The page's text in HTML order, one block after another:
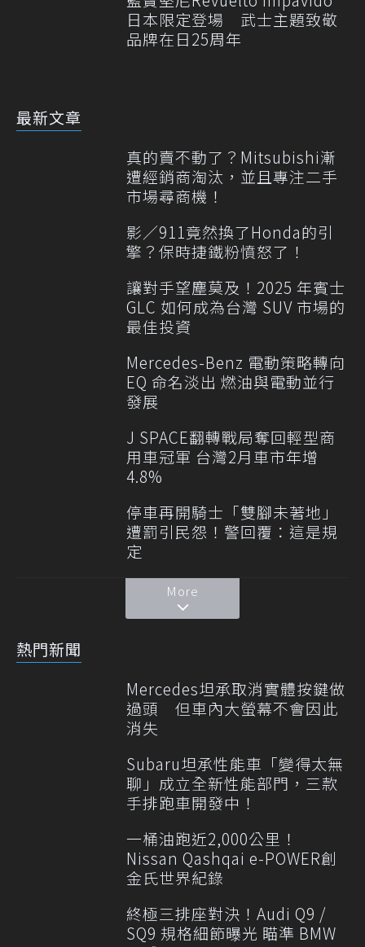
日本限定登場 武士主題致敬
品牌在日25周年
最新文章
真的賣不動了？Mitsubishi漸
遭經銷商淘汰，並且專注二手
市場尋商機！
影／911竟然換了Honda的引
擎？保時捷鐵粉憤怒了！
讓對手望塵莫及！2025 年賓士
GLC 如何成為台灣 SUV 市場的
最佳投資
Mercedes-Benz 電動策略轉向
EQ 命名淡出 燃油與電動並行
發展
J SPACE翻轉戰局奪回輕型商
用車冠軍 台灣2月車市年增
4.8%
停車再開騎士「雙腳未著地」
遭罰引民怨！警回覆：這是規
定
More
熱門新聞
Mercedes坦承取消實體按鍵做
過頭 但車內大螢幕不會因此
消失
Subaru坦承性能車「變得太無
聊」成立全新性能部門，三款
手排跑車開發中！
一桶油跑近2,000公里！
Nissan Qashqai e-POWER創
金氏世界紀錄
終極三排座對決！Audi Q9 /
SQ9 規格細節曝光 瞄準 BMW